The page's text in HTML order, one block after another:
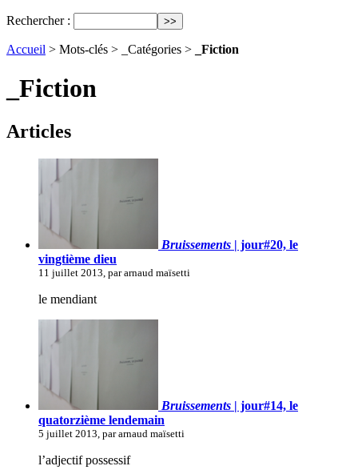
Rechercher :
Accueil > Mots-clés > _Catégories > _Fiction
_Fiction
Articles
Bruissements | jour#20, le
vingtième dieu
11 juillet 2013, par arnaud maïsetti
le mendiant
Bruissements | jour#14, le
quatorzième lendemain
5 juillet 2013, par arnaud maïsetti
l’adjectif possessif